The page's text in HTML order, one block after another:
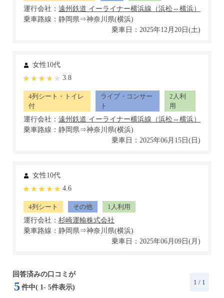
運行会社：
乗車路線：静岡県⇒神奈川県(横浜)
乗車日：2025年12月20日(土)
女性10代
3.8
4列シート・トイレ
付
ライブ・コンサー
ト
2人利
用
運行会社：
乗車路線：静岡県⇒神奈川県(横浜)
乗車日：2025年06月15日(日)
女性10代
4.6
4列シート その他
1人利用
運行会社：
乗車路線：静岡県⇒神奈川県(横浜)
乗車日：2025年06月09日(月)
回答済みの口コミが
5 件中( 1- 5件表示)
1 / 1